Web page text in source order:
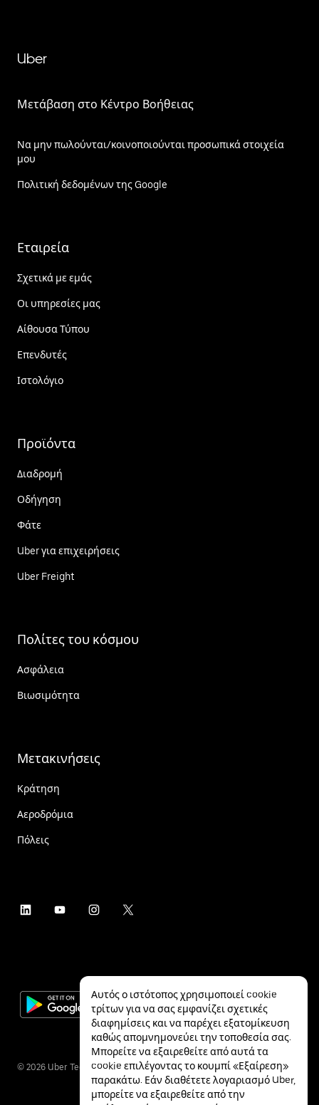
Uber
Μετάβαση στο Κέντρο Βοήθειας
Να μην πωλούνται/κοινοποιούνται προσωπικά στοιχεία
μου
Πολιτική δεδομένων της Google
Εταιρεία
Σχετικά με εμάς
Οι υπηρεσίες μας
Αίθουσα Τύπου
Επενδυτές
Ιστολόγιο
Προϊόντα
Διαδρομή
Οδήγηση
Φάτε
Uber για επιχειρήσεις
Uber Freight
Πολίτες του κόσμου
Ασφάλεια
Βιωσιμότητα
Μετακινήσεις
Κράτηση
Αεροδρόμια
Πόλεις
© 2026 Uber Technologies Inc.
Αυτός ο ιστότοπος χρησιμοποιεί cookie
τρίτων για να σας εμφανίζει σχετικές
διαφημίσεις και να παρέχει εξατομίκευση
καθώς απομνημονεύει την τοποθεσία σας.
Μπορείτε να εξαιρεθείτε από αυτά τα
cookie επιλέγοντας το κουμπί «Εξαίρεση»
παρακάτω. Εάν διαθέτετε λογαριασμό Uber,
μπορείτε να εξαιρεθείτε από την